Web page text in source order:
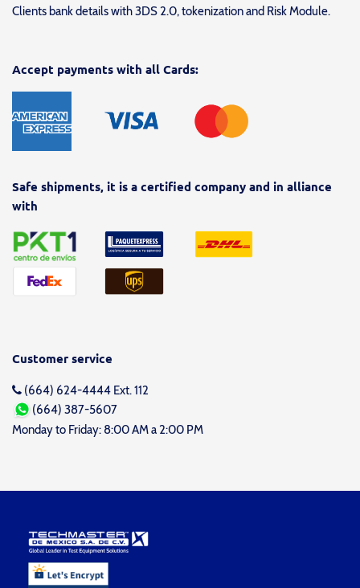
Clients bank details with 3DS 2.0, tokenization and Risk Module.
Accept payments with all Cards:
Safe shipments, it is a certified company and in alliance
with
Customer service
(664) 624-4444 Ext. 112
(664) 387-5607
Monday to Friday: 8:00 AM a 2:00 PM